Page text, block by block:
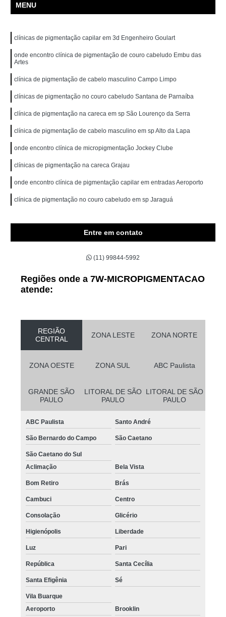
MENU
clínicas de pigmentação capilar em 3d Engenheiro Goulart
onde encontro clínica de pigmentação de couro cabeludo Embu das
Artes
clínica de pigmentação de cabelo masculino Campo Limpo
clínicas de pigmentação no couro cabeludo Santana de Parnaíba
clínica de pigmentação na careca em sp São Lourenço da Serra
clínica de pigmentação de cabelo masculino em sp Alto da Lapa
onde encontro clínica de micropigmentação Jockey Clube
clínicas de pigmentação na careca Grajau
onde encontro clínica de pigmentação capilar em entradas Aeroporto
clínica de pigmentação no couro cabeludo em sp Jaraguá
Entre em contato
(11) 99844-5992
Regiões onde a 7W-MICROPIGMENTACAO
atende:
REGIÃO
CENTRAL
ZONA LESTE ZONA NORTE
ZONA OESTE ZONA SUL ABC Paulista
GRANDE SÃO
PAULO
LITORAL DE SÃO
PAULO
LITORAL DE SÃO
PAULO
ABC Paulista Santo André
São Bernardo do Campo São Caetano
São Caetano do Sul
Aclimação
Bela Vista
Bom Retiro Brás
Cambuci Centro
Consolação Glicério
Higienópolis Liberdade
Luz Pari
República Santa Cecília
Santa Efigênia Sé
Vila Buarque
Aeroporto
Brooklin